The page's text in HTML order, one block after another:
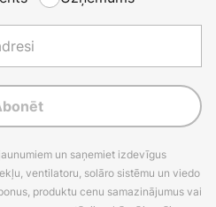
un saņemiet izdevīgus
ventilatoru, solāro sistēmu un viedo
produktu cenu samazinājumus vai